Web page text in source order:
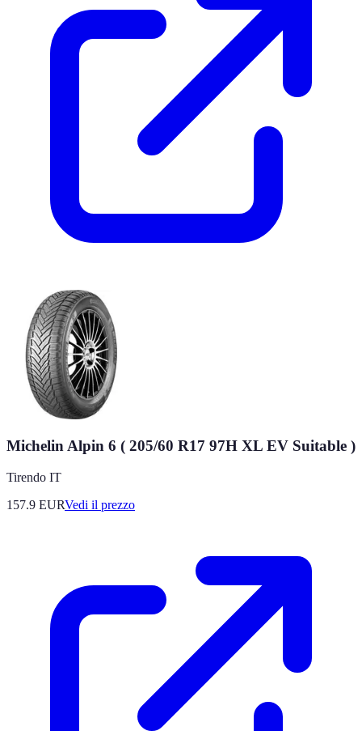
Michelin Alpin 6 ( 205/60 R17 97H XL EV Suitable )
Tirendo IT
157.9 EURVedi il prezzo